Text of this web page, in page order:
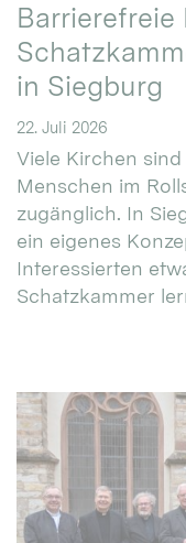
in Siegburg
22. Juli 2026
Viele Kirchen
Menschen im
zugänglich. In
ein eigenes
Interessierten
Schatzkammer